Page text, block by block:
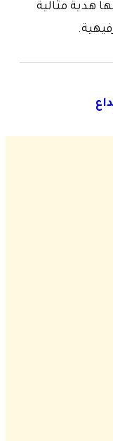
هدية مثالية